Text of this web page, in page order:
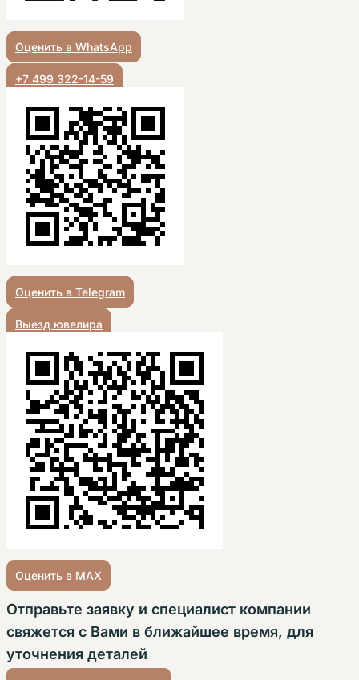
Оценить в WhatsApp
+7 499 322-14-59
Оценить в Telegram
Выезд ювелира
Оценить в MAX
Отправьте заявку и специалист компании
свяжется с Вами в ближайшее время, для
уточнения деталей